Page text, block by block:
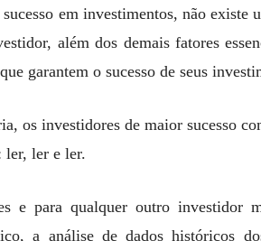
sucesso em investimentos, não
além dos demais fatores
garantem o sucesso de seus
os investidores de maior sucesso
ler, ler e ler.
e para qualquer outro investidor
a análise de dados históricos